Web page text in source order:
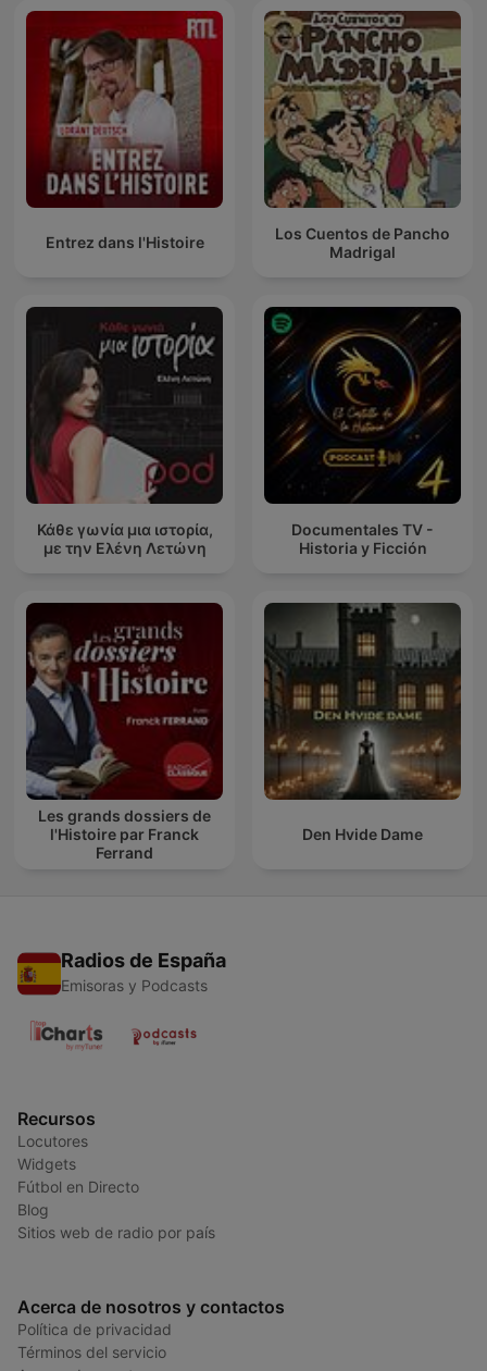
Entrez dans l'Histoire
Los Cuentos de Pancho
Madrigal
Κάθε γωνία μια ιστορία,
με την Ελένη Λετώνη
Documentales TV -
Historia y Ficción
Les grands dossiers de
l'Histoire par Franck
Ferrand
Den Hvide Dame
Radios de España
Emisoras y Podcasts
Recursos
Locutores
Widgets
Fútbol en Directo
Blog
Sitios web de radio por país
Acerca de nosotros y contactos
Política de privacidad
Términos del servicio